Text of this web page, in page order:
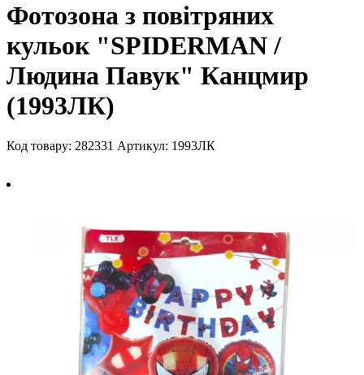
Фотозона з повітряних
кульок "SPIDERMAN /
Людина Павук" Канцмир
(1993ЛК)
Код товару: 282331 Артикул: 1993ЛК